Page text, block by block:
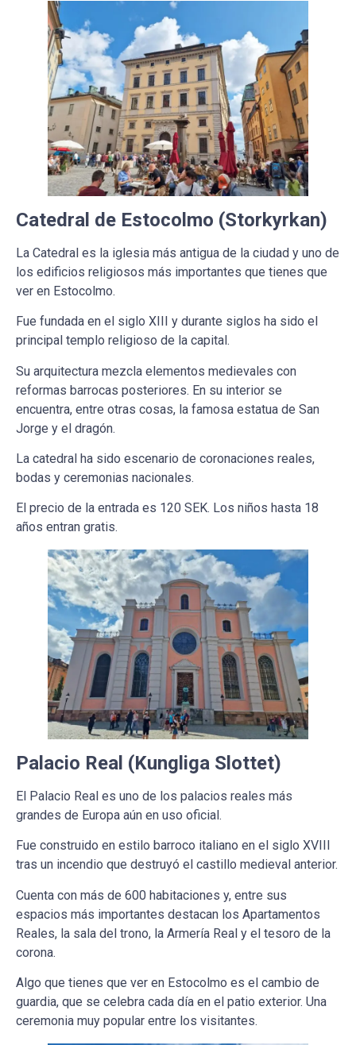
Catedral de Estocolmo (Storkyrkan)
La Catedral es la iglesia más antigua de la ciudad y uno de
los edificios religiosos más importantes que tienes que
ver en Estocolmo.
Fue fundada en el siglo XIII y durante siglos ha sido el
principal templo religioso de la capital.
Su arquitectura mezcla elementos medievales con
reformas barrocas posteriores. En su interior se
encuentra, entre otras cosas, la famosa estatua de San
Jorge y el dragón.
La catedral ha sido escenario de coronaciones reales,
bodas y ceremonias nacionales.
El precio de la entrada es 120 SEK. Los niños hasta 18
años entran gratis.
Palacio Real (Kungliga Slottet)
El Palacio Real es uno de los palacios reales más
grandes de Europa aún en uso oficial.
Fue construido en estilo barroco italiano en el siglo XVIII
tras un incendio que destruyó el castillo medieval anterior.
Cuenta con más de 600 habitaciones y, entre sus
espacios más importantes destacan los Apartamentos
Reales, la sala del trono, la Armería Real y el tesoro de la
corona.
Algo que tienes que ver en Estocolmo es el cambio de
guardia, que se celebra cada día en el patio exterior. Una
ceremonia muy popular entre los visitantes.